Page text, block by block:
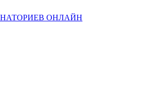
ОНЛАЙН